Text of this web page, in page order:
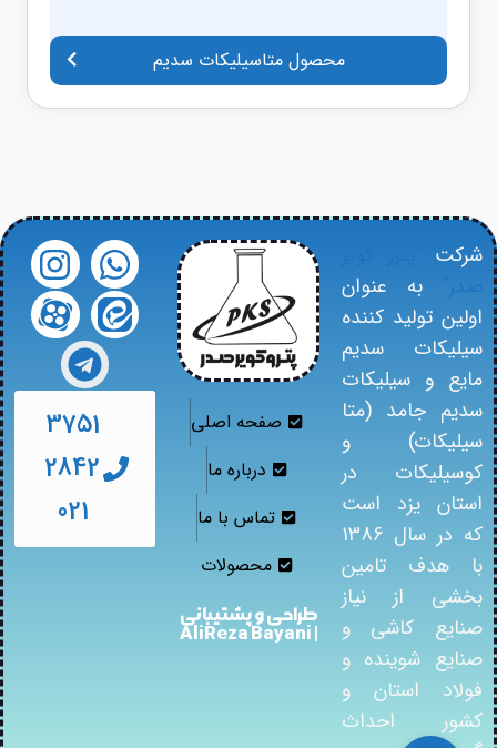
محصول متاسیلیکات سدیم
شرکت
به عنوان
اولین تولید کننده
سیلیکات سدیم
مایع و سیلیکات
سدیم جامد (متا
سیلیکات) و
کوسیلیکات در
استان یزد است
که در سال 1386
با هدف تامین
بخشی از نیاز
صنایع کاشی و
صنایع شوینده و
فولاد استان و
کشور احداث
صفحه اصلی
درباره ما
تماس با ما
محصولات
طراحی و پشتیبانی
| AliReza Bayani
3751
2842
021